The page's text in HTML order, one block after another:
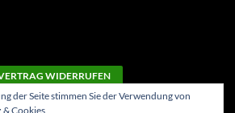
WIDERRUFEN
der Seite stimmen Sie der Verwendung von
& Cookies